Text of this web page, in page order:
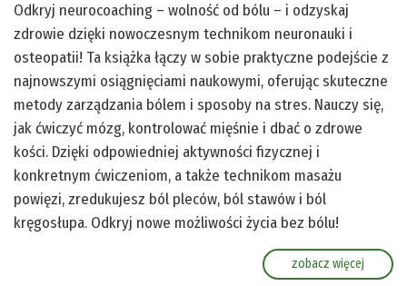
Odkryj neurocoaching – wolność od bólu – i odzyskaj
zdrowie dzięki nowoczesnym technikom neuronauki i
osteopatii! Ta książka łączy w sobie praktyczne podejście z
najnowszymi osiągnięciami naukowymi, oferując skuteczne
metody zarządzania bólem i sposoby na stres. Nauczy się,
jak ćwiczyć mózg, kontrolować mięśnie i dbać o zdrowe
kości. Dzięki odpowiedniej aktywności fizycznej i
konkretnym ćwiczeniom, a także technikom masażu
powięzi, zredukujesz ból pleców, ból stawów i ból
kręgosłupa. Odkryj nowe możliwości życia bez bólu!
zobacz więcej